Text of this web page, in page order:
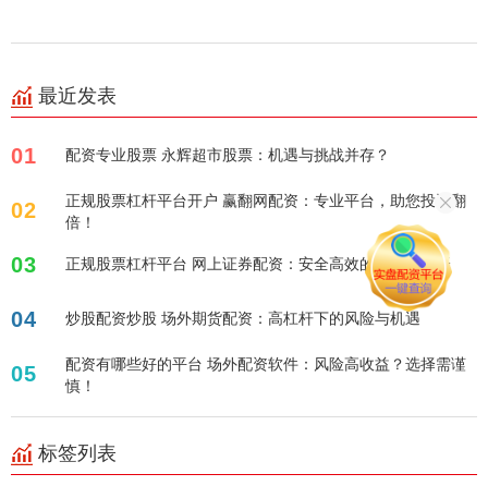
最近发表
01 配资专业股票 永辉超市股票：机遇与挑战并存？
02
正规股票杠杆平台开户 赢翻网配资：专业平台，助您投资翻
倍！
03 正规股票杠杆平台 网上证券配资：安全高效的投资新选择
04 炒股配资炒股 场外期货配资：高杠杆下的风险与机遇
05
配资有哪些好的平台 场外配资软件：风险高收益？选择需谨
慎！
标签列表